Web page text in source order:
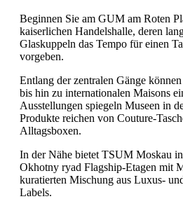
Beginnen Sie am GUM am Roten
kaiserlichen Handelshalle, deren
Glaskuppeln das Tempo für einen
vorgeben.
Entlang der zentralen Gänge
bis hin zu internationalen Maisons
Ausstellungen spiegeln Museen in
Produkte reichen von Couture-
Alltagsboxen.
In der Nähe bietet TSUM Moskau
Okhotny ryad Flagship-Etagen mit
kuratierten Mischung aus Luxus-
Labels.